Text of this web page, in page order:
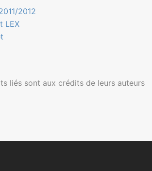
2012
LEX
liés sont aux crédits de leurs auteurs